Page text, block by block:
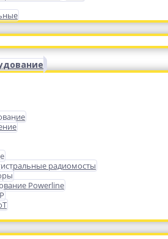
радиомосты
Powerline